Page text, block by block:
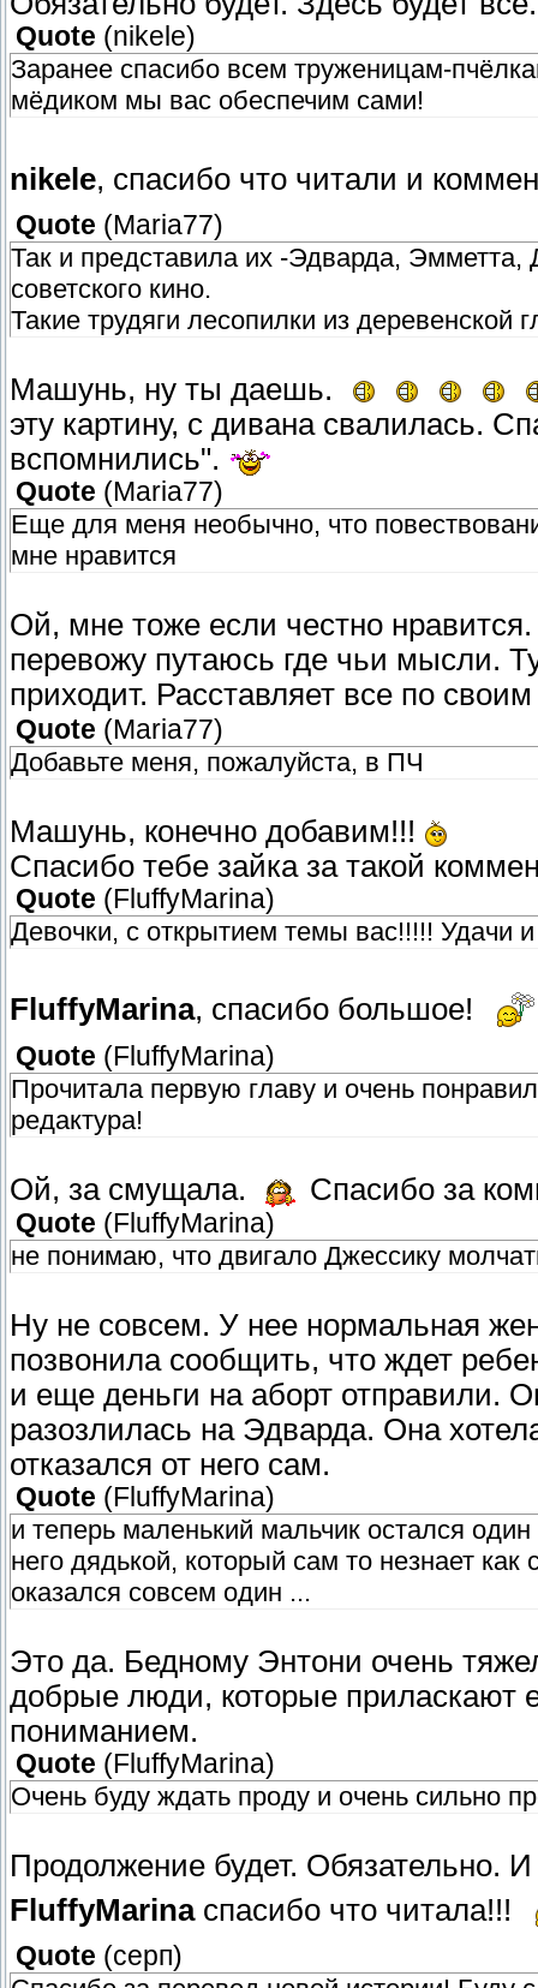
Quote (nikele)
Заранее спасибо всем труженицам-
мёдиком мы вас обеспечим сами!
nikele, спасибо что читали и
Quote (Maria77)
Так и представила их -Эдварда, Эмметта,
советского кино.
Такие трудяги лесопилки из деревенской
Машунь, ну ты даешь.
эту картину, с дивана свалилась.
вспомнились".
Quote (Maria77)
Еще для меня необычно, что
мне нравится
Ой, мне тоже если честно
перевожу путаюсь где чьи мысли.
приходит. Расставляет все по
Quote (Maria77)
Добавьте меня, пожалуйста, в ПЧ
Машунь, конечно добавим!!!
Спасибо тебе зайка за такой
Quote (FluffyMarina)
Девочки, с открытием темы вас!!!!! Удачи
FluffyMarina, спасибо большое!
Quote (FluffyMarina)
Прочитала первую главу и очень
редактура!
Ой, за смущала. Спасибо за
Quote (FluffyMarina)
не понимаю, что двигало Джессику
Ну не совсем. У нее нормальная
позвонила сообщить, что ждет
и еще деньги на аборт отправили.
разозлилась на Эдварда. Она
отказался от него сам.
Quote (FluffyMarina)
и теперь маленький мальчик остался
него дядькой, который сам то незнает
оказался совсем один ...
Это да. Бедному Энтони очень
добрые люди, которые приласкают
пониманием.
Quote (FluffyMarina)
Очень буду ждать проду и очень сильно
Продолжение будет. Обязательно.
FluffyMarinaспасибо что читала!!!
Quote (серп)